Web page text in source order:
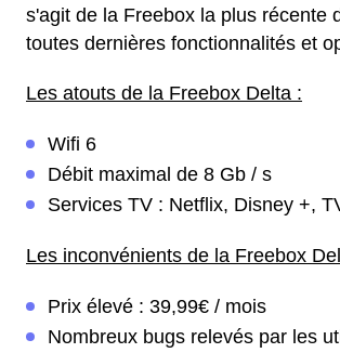
s'agit de la Freebox la plus récente
toutes dernières fonctionnalités et
Les atouts de la Freebox Delta :
Wifi 6
Débit maximal de 8 Gb / s
Services TV : Netflix, Disney +,
Les inconvénients de la Freebox
Prix élevé : 39,99€ / mois
Nombreux bugs relevés par les